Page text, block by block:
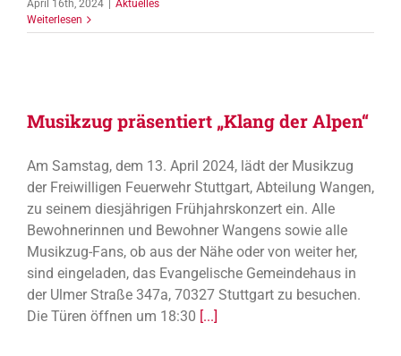
April 16th, 2024 | Aktuelles
Weiterlesen
Musikzug präsentiert „Klang der Alpen“
Am Samstag, dem 13. April 2024, lädt der Musikzug
der Freiwilligen Feuerwehr Stuttgart, Abteilung Wangen,
zu seinem diesjährigen Frühjahrskonzert ein. Alle
Bewohnerinnen und Bewohner Wangens sowie alle
Musikzug-Fans, ob aus der Nähe oder von weiter her,
sind eingeladen, das Evangelische Gemeindehaus in
der Ulmer Straße 347a, 70327 Stuttgart zu besuchen.
Die Türen öffnen um 18:30 [...]